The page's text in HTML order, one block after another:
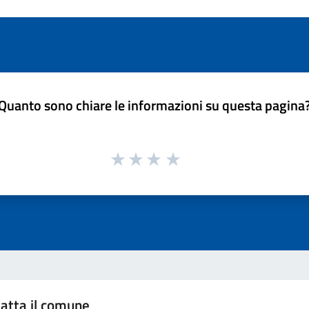
sono chiare le informazioni su questa
il comune